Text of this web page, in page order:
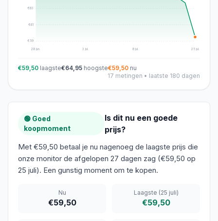
€ 59
€61
€63
28 jun. 3 jul. 8 jul. 25 jul.
€59,50 laagste€64,95 hoogste€59,50 nu
17 metingen • laatste 180 dagen
🟢 Goed
koopmoment
Is dit nu een goede
prijs?
Met €59,50 betaal je nu nagenoeg de laagste prijs die
onze monitor de afgelopen 27 dagen zag (€59,50 op
25 juli). Een gunstig moment om te kopen.
Nu
€59,50
Laagste (25 juli)
€59,50